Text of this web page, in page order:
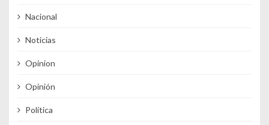
Nacional
Noticias
Opinion
Opinión
Política